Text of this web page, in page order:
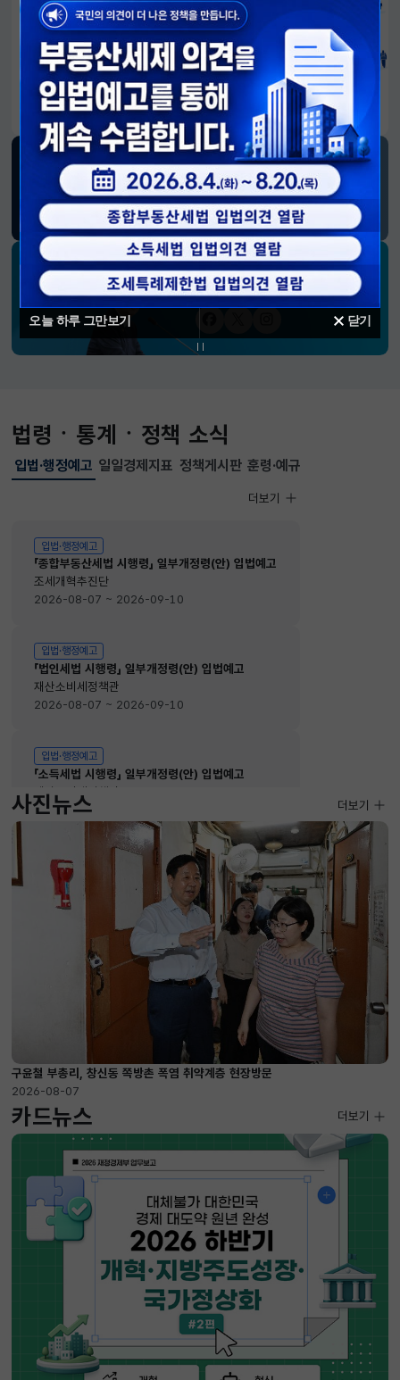
오늘 하루 그만보기 닫기
알림판
국민이 만든 대전환의 길-회복과 도약, 모두의 1년
재정경제부 SNS 소식
블로그페이스북트위터(X)유튜브인스타그램
소통하는 경제 리더 구윤철 장관의
SNS 채널
법령ㆍ통계ㆍ정책 소식
입법·행정예고
선택됨
입법·행정예고
입법·행정예고
「종합부동산세법 시행령」 일부개정령(안) 입법예고
조세개혁추진단
2026-08-07 ~ 2026-09-10
입법·행정예고
「법인세법 시행령」 일부개정령(안) 입법예고
재산소비세정책관
2026-08-07 ~ 2026-09-10
입법·행정예고
「소득세법 시행령」 일부개정령(안) 입법예고
재산소비세정책관
2026-08-07 ~ 2026-09-10
입법·행정예고
더보기
일일경제지표 정책게시판 훈령·예규
사진뉴스
구윤철 부총리, 창신동 쪽방촌 폭염 취약계층 현장방문
2026-08-07
사진뉴스
더보기
카드뉴스 더보기